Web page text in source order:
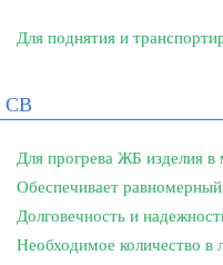
Для поднятия и
СВ
Для прогрева ЖБ изделия в
Обеспечивает
Долговечность и
Необходимое количество в